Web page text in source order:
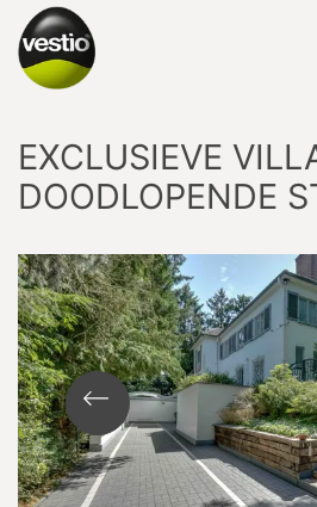
EXCLUSIEVE
DOODLOPENDE